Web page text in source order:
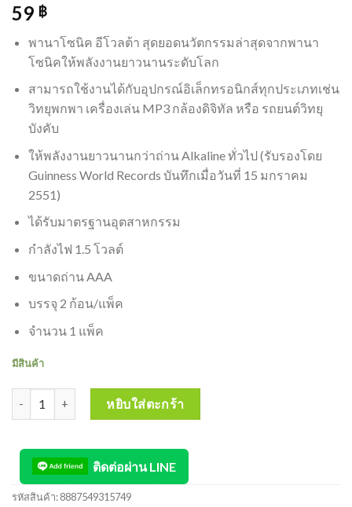
59 ฿
พานาโซนิค อีโวลต้า สุดยอดนวัตกรรมล่าสุดจากพานา
โซนิคให้พลังงานยาวนานระดับโลก
สามารถใช้งานได้กับอุปกรณ์อิเล็กทรอนิกส์ทุกประเภทเช่น
วิทยุพกพา เครื่องเล่น MP3 กล้องดิจิทัล หรือ รถยนต์วิทยุ
บังคับ
ให้พลังงานยาวนานกว่าถ่าน Alkaline ทั่วไป (รับรองโดย
Guinness World Records บันทึกเมื่อวันที่ 15 มกราคม
2551)
ได้รับมาตรฐานอุตสาหกรรม
กำลังไฟ 1.5 โวลต์
ขนาดถ่าน AAA
บรรจุ 2 ก้อน/แพ็ค
จำนวน 1 แพ็ค
มีสินค้า
จำนวน PANASONIC EVOLTA 1.5V Alkaline AAA Battery ถ่านอั
หยิบใส่ตะกร้า
ติดต่อผ่าน LINE
รหัสสินค้า:8887549315749